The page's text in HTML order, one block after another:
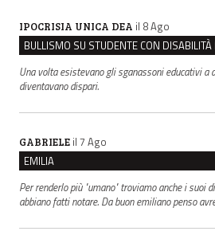
IPOCRISIA UNICA DEA il 8 Ago
Una volta esistevano gli sganassoni educativi a
diventavano dispari.
GABRIELE il 7 Ago
EMILIA
Per renderlo più "umano" troviamo anche i suoi
abbiano fatti notare. Da buon emiliano penso